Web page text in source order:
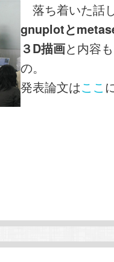
落ち着いた話
gnuplotと
３D描画と内容
の。
発表論文はここ